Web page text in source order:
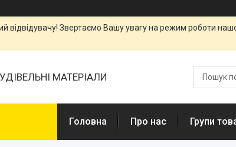
відвідувачу! Звертаємо Вашу увагу на режим роботи
МАТЕРІАЛИ
Головна Про нас Групи